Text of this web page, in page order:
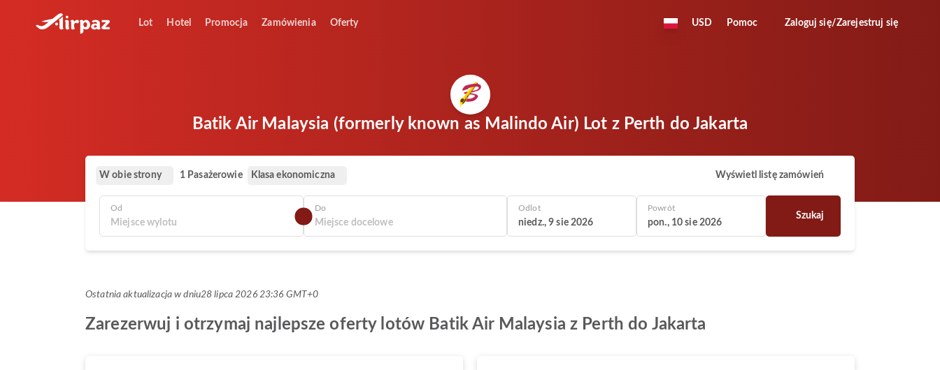
Lot Hotel Promocja Zamówienia Oferty USD Pomoc Zaloguj się/Zarejestruj się
Batik Air Malaysia (formerly known as Malindo Air) Lot z Perth do Jakarta
W obie strony 1 Pasażerowie Klasa ekonomiczna Wyświetl listę zamówień
Od Do Odlot
niedz., 9 sie 2026
Powrót
pon., 10 sie 2026
Szukaj
Ostatnia aktualizacja w dniu28 lipca 2026 23:36 GMT+0
Zarezerwuj i otrzymaj najlepsze oferty lotów Batik Air Malaysia z Perth do Jakarta